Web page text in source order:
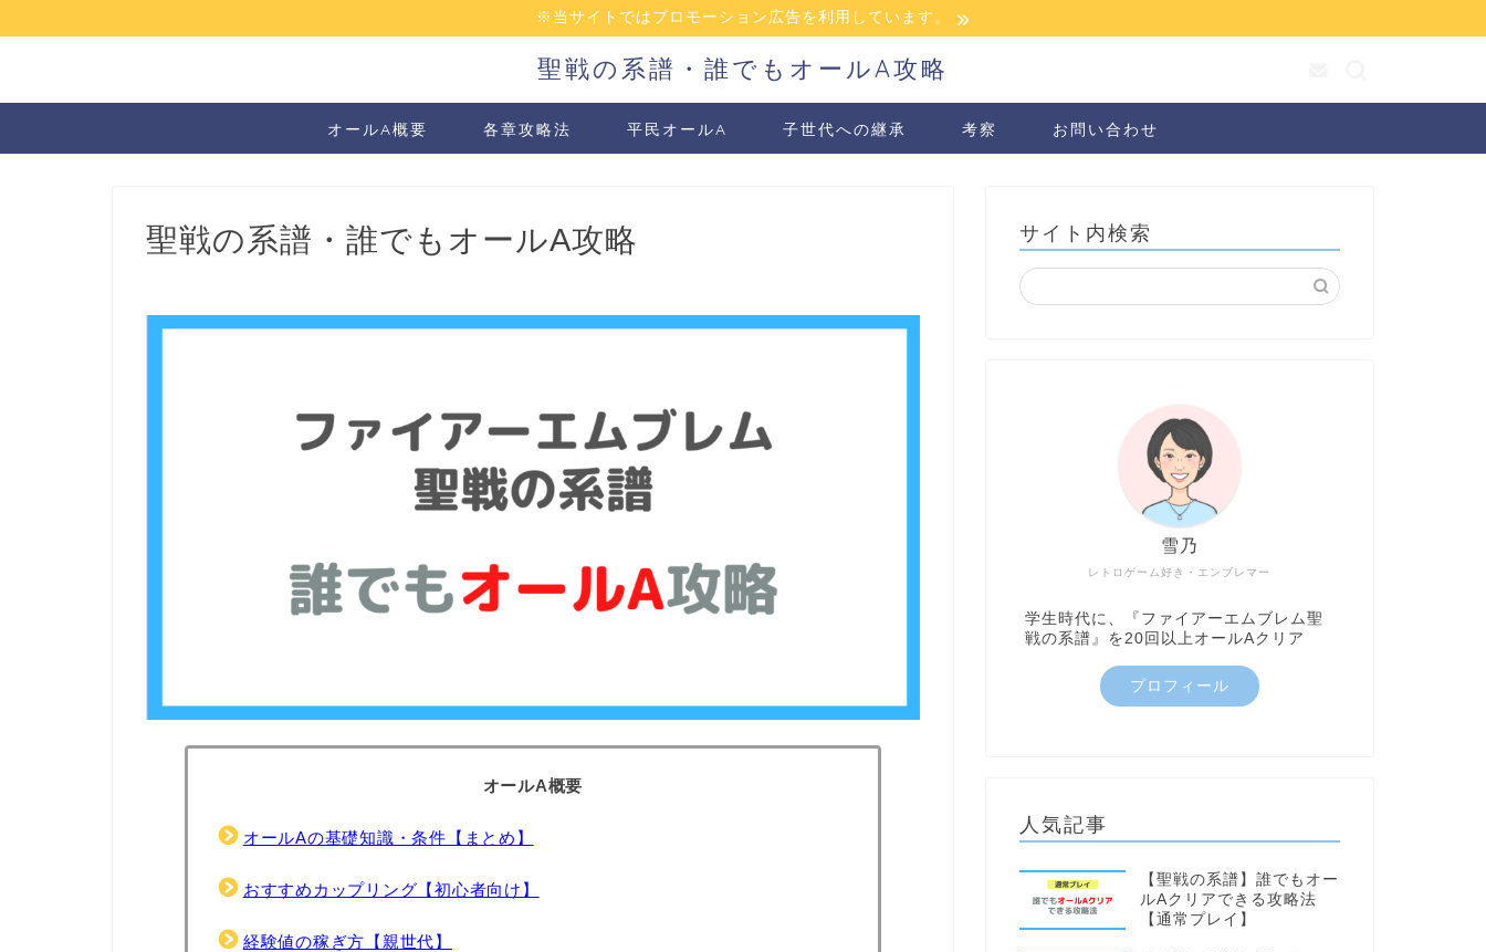
※当サイトではプロモーション広告を利用しています。
聖戦の系譜・誰でもオールA攻略
オールA概要 各章攻略法 平民オールA 子世代への継承 考察 お問い合わせ
聖戦の系譜・誰でもオールA攻略
オールA概要
オールAの基礎知識・条件【まとめ】
おすすめカップリング【初心者向け】
経験値の稼ぎ方【親世代】
サイト内検索
レトロゲーム好き・エンブレマー
雪乃
学生時代に、『ファイアーエムブレム聖
戦の系譜』を20回以上オールAクリア
プロフィール
人気記事
【聖戦の系譜】誰でもオー
ルAクリアできる攻略法
【通常プレイ】